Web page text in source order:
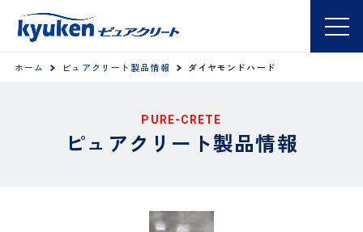
ホーム ピュアクリート製品情報 ダイヤモンドハード
PURE-CRETE
ピュアクリート製品情報